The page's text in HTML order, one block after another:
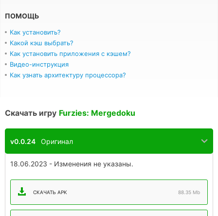
ПОМОЩЬ
Как установить?
Какой кэш выбрать?
Как установить приложения с кэшем?
Видео-инструкция
Как узнать архитектуру процессора?
Скачать игру Furzies: Mergedoku
v0.0.24 Оригинал
18.06.2023 - Изменения не указаны.
СКАЧАТЬ APK 88.35 Mb